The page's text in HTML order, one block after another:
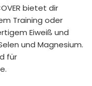
Für die
bietet dir
Training oder
Eiweiß und
und Magnesium.
für